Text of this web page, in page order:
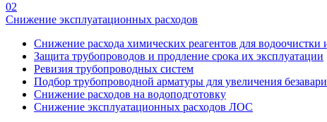
02
Снижение эксплуатационных расходов
Снижение расхода химических реагентов для водоочистки
Защита трубопроводов и продление срока их эксплуатации
Ревизия трубопроводных систем
Подбор трубопроводной арматуры для увеличения
Снижение расходов на водоподготовку
Снижение эксплуатационных расходов ЛОС